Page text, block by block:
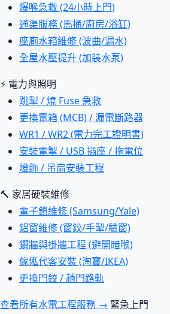
爆喉急救 (24小時上門)
通渠服務 (馬桶/廚房/浴缸)
座廁水箱維修 (波曲/漏水)
全屋水壓提升 (加裝水泵)
⚡ 電力與照明
跳掣 / 燒 Fuse 急救
更換電箱 (MCB) / 漏電斷路器
WR1 / WR2 (電力完工證明書)
安裝電掣 / USB 插座 / 拖電位
燈飾 / 吊扇安裝工程
🔨 家居硬裝維修
電子鎖維修 (Samsung/Yale)
鋁窗維修 (窗鉸/手掣/驗窗)
鑽牆與掛牆工程 (避開暗喉)
傢俬代客安裝 (淘寶/IKEA)
更換門鉸 / 趟門路軌
查看所有水電工程服務 → 緊急上門